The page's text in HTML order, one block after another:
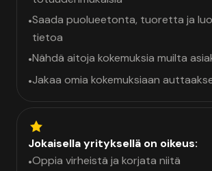
•Saada puolueetonta, tuoretta ja
tietoa
•Nähdä aitoja kokemuksia muilta
•Jakaa omia kokemuksiaan
Jokaisella yrityksellä on oikeus:
•Oppia virheistä ja korjata niitä